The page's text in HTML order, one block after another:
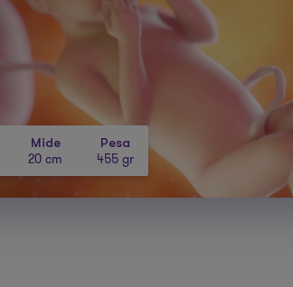
Mide
20 cm
Pesa
455 gr